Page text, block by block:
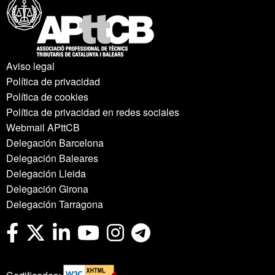
Aviso legal
Política de privacidad
Política de cookies
Política de privacidad en redes sociales
Webmail APttCB
Delegación Barcelona
Delegación Baleares
Delegación Lleida
Delegación Girona
Delegación Tarragona